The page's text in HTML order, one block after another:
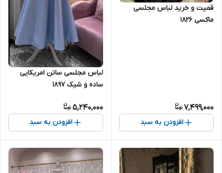
قمیت و خرید لباس مجلسی
ماکسی ۱۸۲۶
7,499,000
افزودن به سبد
لباس مجلسی ساتن امریکایی
ساده و شیک ۱۸۹۷
5,240,000
افزودن به سبد